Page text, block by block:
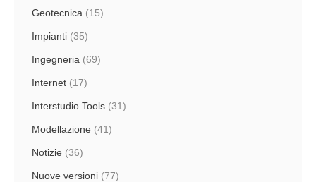
Geotecnica (15)
Impianti (35)
Ingegneria (69)
Internet (17)
Interstudio Tools (31)
Modellazione (41)
Notizie (36)
Nuove versioni (77)